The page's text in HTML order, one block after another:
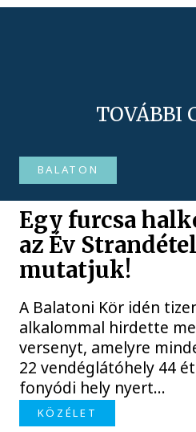
TOVÁBBI
BALATON
Egy furcsa
az Év
mutatjuk!
A Balatoni Kör idén
alkalommal hirdette
versenyt, amelyre
22 vendéglátóhely 44
fonyódi hely nyert...
KÖZÉLET